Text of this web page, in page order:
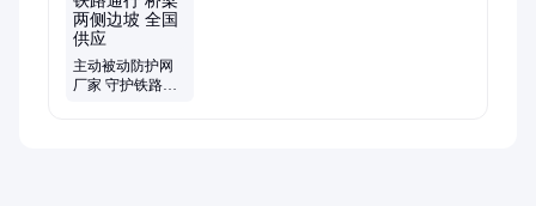
主动被动防护网
厂家 守护铁路通